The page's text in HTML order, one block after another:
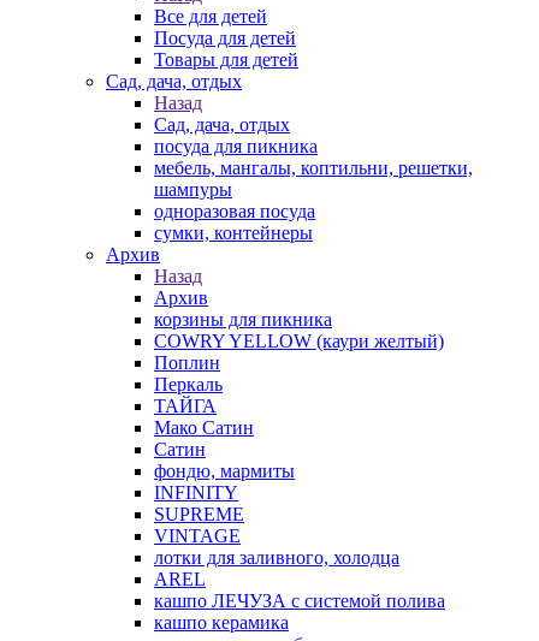
Все для детей
Посуда для детей
Товары для детей
Сад, дача, отдых
Назад
Сад, дача, отдых
посуда для пикника
мебель, мангалы, коптильни, решетки,
шампуры
одноразовая посуда
сумки, контейнеры
Архив
Назад
Архив
корзины для пикника
COWRY YELLOW (каури желтый)
Поплин
Перкаль
ТАЙГА
Мако Сатин
Сатин
фондю, мармиты
INFINITY
SUPREME
VINTAGE
лотки для заливного, холодца
AREL
кашпо ЛЕЧУЗА с системой полива
кашпо керамика